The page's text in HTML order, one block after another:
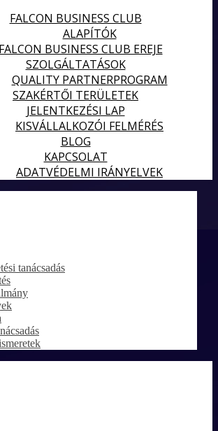
FALCON BUSINESS CLUB
ALAPÍTÓK
BUSINESS CLUB EREJE
SZOLGÁLTATÁSOK
QUALITY PARTNERPROGRAM
SZAKÉRTŐI TERÜLETEK
JELENTKEZÉSI LAP
KISVÁLLALKOZÓI FELMÉRÉS
BLOG
KAPCSOLAT
ADATVÉDELMI IRÁNYELVEK
tanácsadás